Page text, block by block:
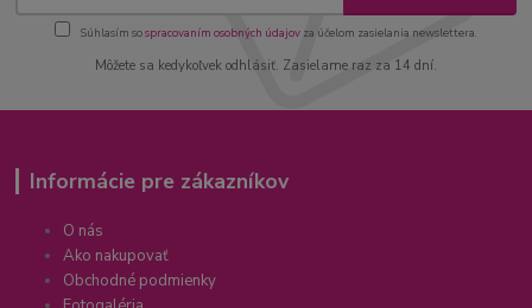
Súhlasím sospracovaním osobných údajov za účelom zasielania newslettera.
Môžete sa kedykoľvek odhlásiť. Zasielame raz za 14 dní.
Informácie pre zákazníkov
O nás
Ako nakupovať
Obchodné podmienky